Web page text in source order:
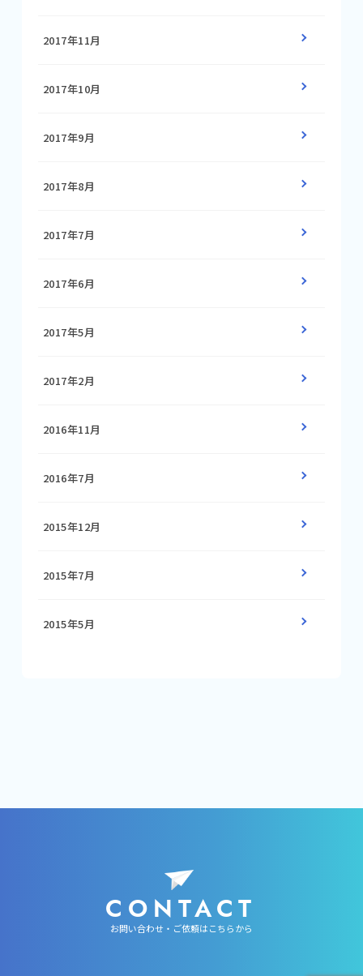
2017年11月
2017年10月
2017年9月
2017年8月
2017年7月
2017年6月
2017年5月
2017年2月
2016年11月
2016年7月
2015年12月
2015年7月
2015年5月
CONTACT
お問い合わせ・ご依頼はこちらから